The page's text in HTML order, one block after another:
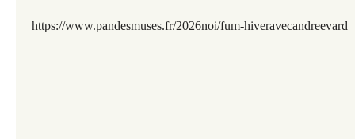
https://www.pandesmuses.fr/2026noi/fum-hiveravecandreevard